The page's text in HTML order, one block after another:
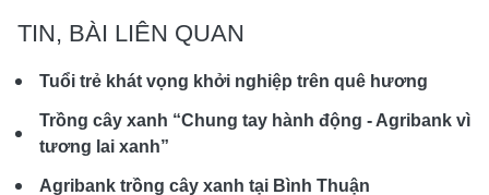
TIN, BÀI LIÊN QUAN
Tuổi trẻ khát vọng khởi nghiệp trên quê hương
Trồng cây xanh “Chung tay hành động - Agribank vì
tương lai xanh”
Agribank trồng cây xanh tại Bình Thuận